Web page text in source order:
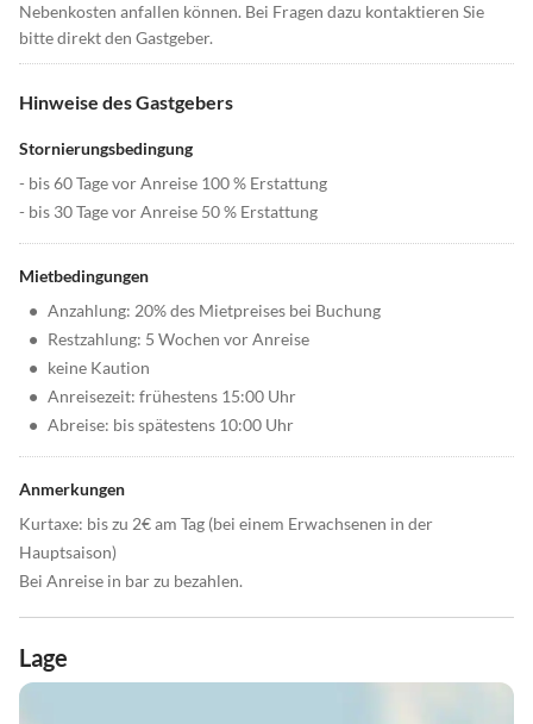
Nebenkosten anfallen können. Bei Fragen dazu kontaktieren Sie
bitte direkt den Gastgeber.
Hinweise des Gastgebers
Stornierungsbedingung
- bis 60 Tage vor Anreise 100 % Erstattung
- bis 30 Tage vor Anreise 50 % Erstattung
Mietbedingungen
• Anzahlung: 20% des Mietpreises bei Buchung
• Restzahlung: 5 Wochen vor Anreise
• keine Kaution
• Anreisezeit: frühestens 15:00 Uhr
• Abreise: bis spätestens 10:00 Uhr
Anmerkungen
Kurtaxe: bis zu 2€ am Tag (bei einem Erwachsenen in der
Hauptsaison)
Bei Anreise in bar zu bezahlen.
Lage